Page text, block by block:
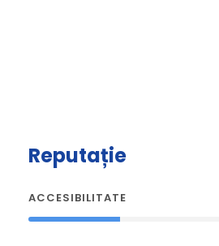
Reputație
ACCESIBILITATE